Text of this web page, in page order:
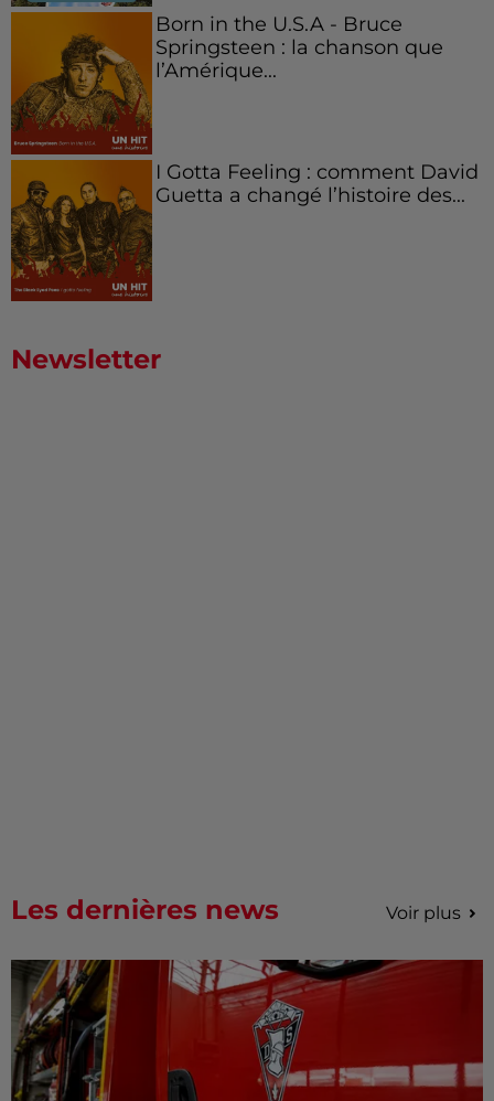
Born in the U.S.A - Bruce
Springsteen : la chanson que
l’Amérique...
I Gotta Feeling : comment David
Guetta a changé l’histoire des...
Newsletter
Les dernières news Voir plus